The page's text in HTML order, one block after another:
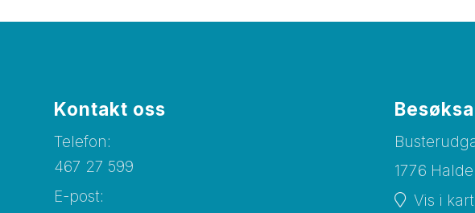
Kontakt oss
Telefon:
467 27 599
E-post:
1776
Vis i kart